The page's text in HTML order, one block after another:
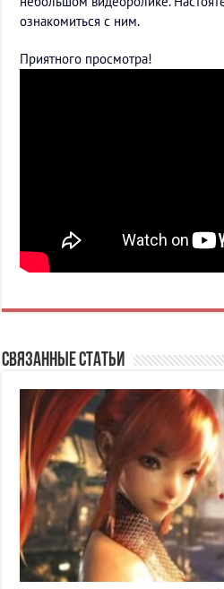
ознакомиться с ним.
Приятного просмотра!
Связанные статьи